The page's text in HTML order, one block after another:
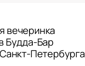
вечеринка
Будда-Бар
Петербурга